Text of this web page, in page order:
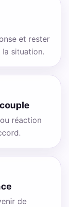
et rester
situation.
réaction
de